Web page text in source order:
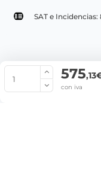
575
con iva
SAT e Incidencias:
© Copyright 2022
Condiciones generales